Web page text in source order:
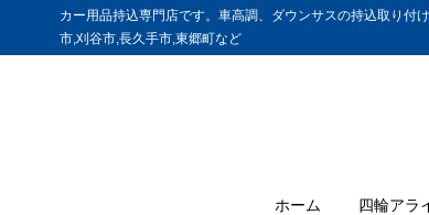
カー用品持込専門店です。車高調、ダウンサスの持込取り付
市,刈谷市,長久手市,東郷町など
ホーム
四輪アラ